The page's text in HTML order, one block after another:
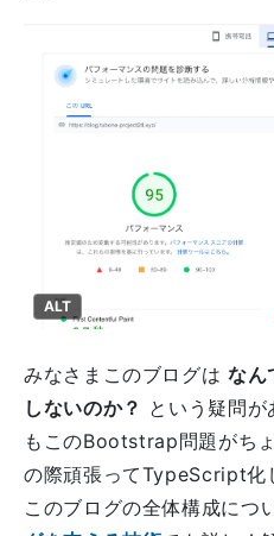
ALT
みなさまこのブログはなん
しないのか？ という疑問
もこのBootstrap問題がち
の際頑張ってTypeScript化
このブログの全体構成につ